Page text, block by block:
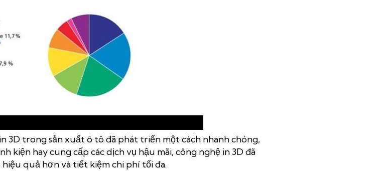
3D trong sản xuất ô tô đã phát triển một cách nhanh chóng,
kiện hay cung cấp các dịch vụ hậu mãi, công nghệ in 3D đã
quả hơn và tiết kiệm chi phí tối đa.